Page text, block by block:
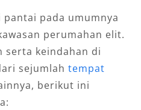
pada umumnya
perumahan elit.
serta keindahan di
sejumlah tempat
berikut ini